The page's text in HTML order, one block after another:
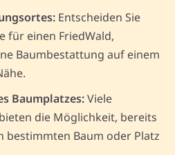
Entscheiden Sie
für einen FriedWald,
Baumbestattung auf einem
Baumplatzes:Viele
die Möglichkeit, bereits
bestimmten Baum oder Platz